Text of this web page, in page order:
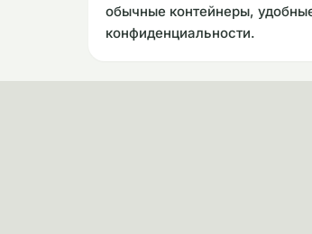
обычные контейнеры,
конфиденциальности.